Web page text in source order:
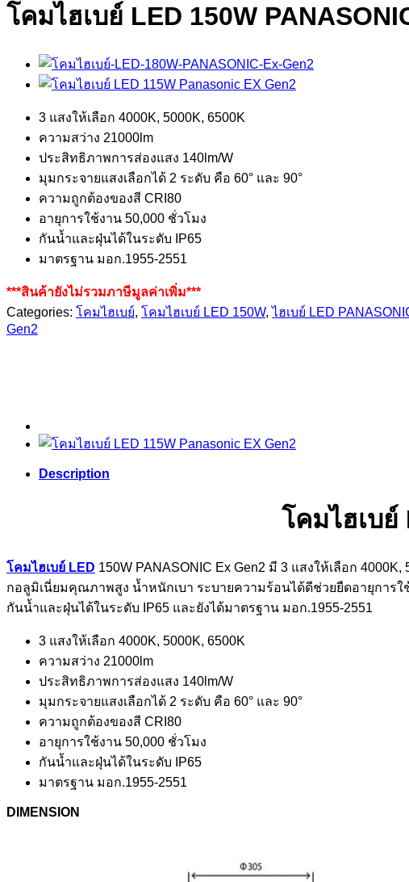
โคมไฮเบย์ LED 150W
3 แสงให้เลือก 4000K, 5000K, 6500K
ความสว่าง 21000lm
ประสิทธิภาพการส่องแสง 140lm/W
มุมกระจายแสงเลือกได้ 2 ระดับ คือ 60° และ 90°
ความถูกต้องของสี CRI80
อายุการใช้งาน 50,000 ชั่วโมง
กันน้ำและฝุ่นได้ในระดับ IP65
มาตรฐาน มอก.1955-2551
***สินค้ายังไม่รวมภาษีมูลค่าเพิ่ม***
Categories: โคมไฮเบย์, โคมไฮเบย์ LED 150W,ไฮเบย์ LED
Gen2
Description
โคมไฮเบย์
โคมไฮเบย์ LED 150W PANASONIC Ex Gen2 มี 3 แสงให้เลือก
กอลูมิเนี่ยมคุณภาพสูง น้ำหนักเบา ระบายความร้อนได้ดีช่วยยืดอายุการใ
กันน้ำและฝุ่นได้ในระดับ IP65 และยังได้มาตรฐาน มอก.1955-2551
3 แสงให้เลือก 4000K, 5000K, 6500K
ความสว่าง 21000lm
ประสิทธิภาพการส่องแสง 140lm/W
มุมกระจายแสงเลือกได้ 2 ระดับ คือ 60° และ 90°
ความถูกต้องของสี CRI80
อายุการใช้งาน 50,000 ชั่วโมง
กันน้ำและฝุ่นได้ในระดับ IP65
มาตรฐาน มอก.1955-2551
DIMENSION